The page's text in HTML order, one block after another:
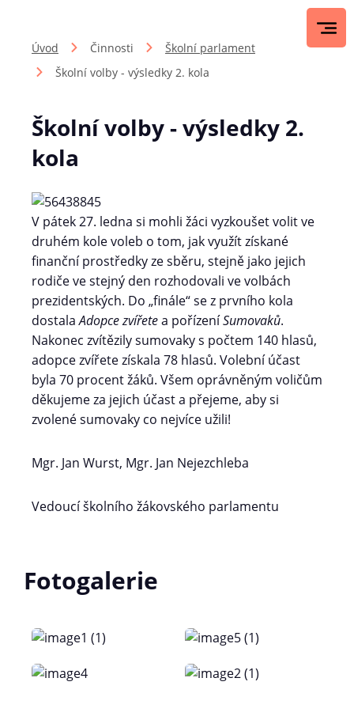
Úvod Činnosti
Školní parlament
Školní volby - výsledky 2. kola
Školní volby - výsledky 2.
kola
V pátek 27. ledna si mohli žáci vyzkoušet volit ve
druhém kole voleb o tom, jak využít získané
finanční prostředky ze sběru, stejně jako jejich
rodiče ve stejný den rozhodovali ve volbách
prezidentských. Do „finále“ se z prvního kola
dostalaAdopce zvířetea pořízeníSumovaků.
Nakonec zvítězily sumovaky s počtem 140 hlasů,
adopce zvířete získala 78 hlasů. Volební účast
byla 70 procent žáků. Všem oprávněným voličům
děkujeme za jejich účast a přejeme, aby si
zvolené sumovaky co nejvíce užili!
Mgr. Jan Wurst, Mgr. Jan Nejezchleba
Vedoucí školního žákovského parlamentu
Fotogalerie